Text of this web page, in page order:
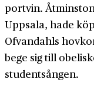
portvin.
Uppsala, hade
Ofvandahls
bege sig till
studentsången.